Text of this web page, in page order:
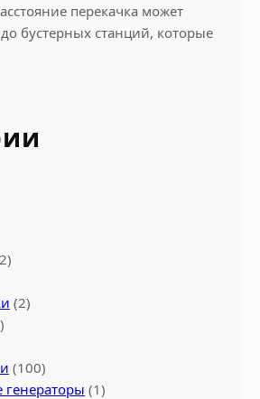
перекачка может
бустерных станций, которые
(2)
(100)
(1)